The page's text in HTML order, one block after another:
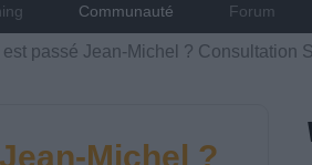
Communauté Forum
est passé Jean-Michel ? Consultation
Michel ?